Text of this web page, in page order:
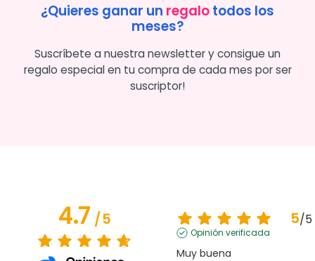
¿Quieres ganar un regalotodos los
meses?
Suscríbete a nuestra newsletter y consigue un
regalo especial en tu compra de cada mes por ser
suscriptor!
4.7/5 5/5
Opinión verificada
Muy buena